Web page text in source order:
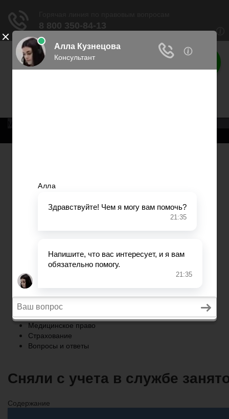
Права россиян
Вопросы и ответы
Главная
Военное право
Трудовое право
Медицинское право
Страхование
Вопросы и ответы
Сняли с учета в службе
Содержание